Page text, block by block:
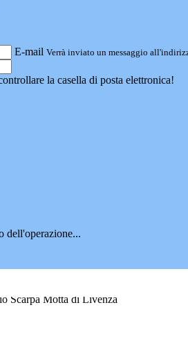
E-mail Verrà inviato un messaggio
la casella di posta elettronica!
dell'operazione...